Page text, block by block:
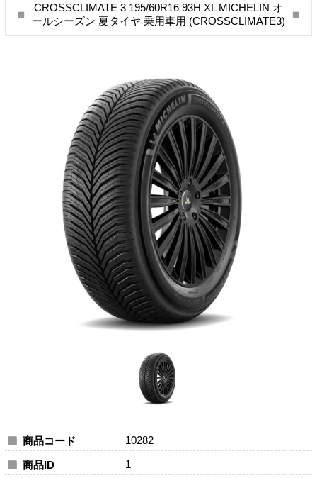
CROSSCLIMATE 3 195/60R16 93H XL MICHELIN オ
ールシーズン 夏タイヤ 乗用車用 (CROSSCLIMATE3)
商品コード 10282
商品ID 1